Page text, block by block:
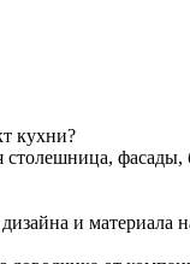
кухни?
столешница, фасады,
и материала